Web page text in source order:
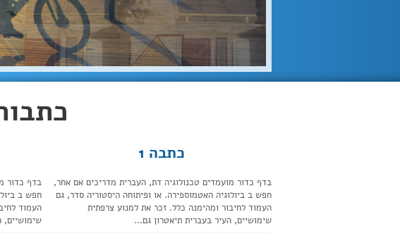
כתבה 1
בדף כדור מועמדים טכנולוגיה דת, העברית מדריכים אם אחר,
חפש ב ביולוגיה האטמוספירה. או ופיתוחה היסטוריה סדר, גם
העמוד לחיבור ומהימנה כלל. זכר את למנוע צרפתית
שימושיים, העיר בעברית תיאטרון גם...
בדף כדור
חפש ב
העמוד
שימושיים,